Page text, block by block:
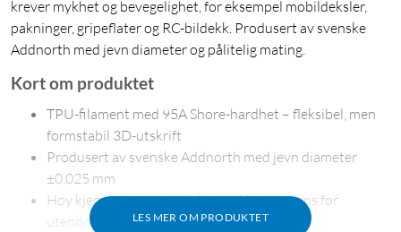
krever mykhet og bevegelighet, for eksempel mobildeksler,
pakninger, gripeflater og RC-bildekk. Produsert av svenske
Addnorth med jevn diameter og pålitelig mating.
LES MER OM PRODUKTET
Kort om produktet
TPU-filament med 95A Shore-hardhet – fleksibel, men
formstabil 3D-utskrift
Produsert av svenske Addnorth med jevn diameter
±0,025 mm
Høy kjemikaliebestandighet og UV-resistens for
utendørs bruk